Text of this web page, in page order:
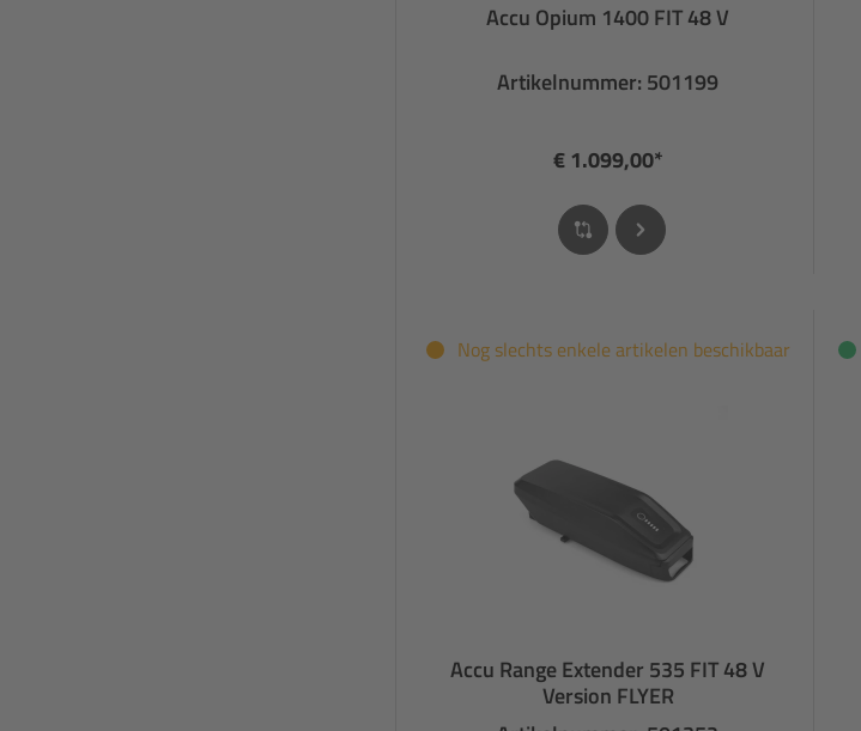
Accu Opium 1400 FIT 48 V
Artikelnummer: 501199
€ 1.099,00*
Nog slechts enkele artikelen beschikbaar
Accu Range Extender 535 FIT 48 V
Version FLYER